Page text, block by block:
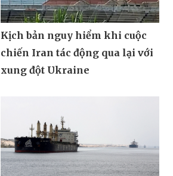
Kịch bản nguy hiểm khi cuộc
chiến Iran tác động qua lại với
xung đột Ukraine